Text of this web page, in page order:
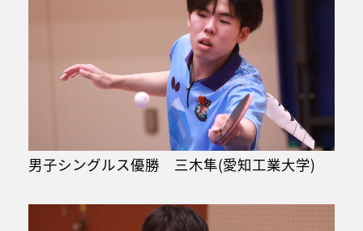
男子シングルス優勝 三木隼(愛知工業大学)